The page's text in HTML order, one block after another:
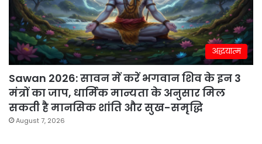
अद्धयात्म
Sawan 2026: सावन में करें भगवान शिव के इन 3
मंत्रों का जाप, धार्मिक मान्यता के अनुसार मिल
सकती है मानसिक शांति और सुख-समृद्धि
August 7, 2026